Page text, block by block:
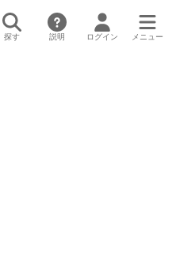
探す 説明 ログイン メニュー